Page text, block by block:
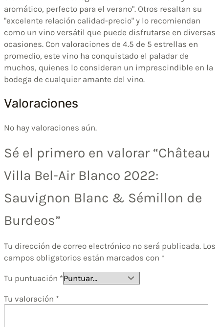
aromático, perfecto para el verano". Otros resaltan su
"excelente relación calidad-precio" y lo recomiendan
como un vino versátil que puede disfrutarse en diversas
ocasiones. Con valoraciones de 4.5 de 5 estrellas en
promedio, este vino ha conquistado el paladar de
muchos, quienes lo consideran un imprescindible en la
bodega de cualquier amante del vino.
Valoraciones
No hay valoraciones aún.
Sé el primero en valorar “Château
Villa Bel-Air Blanco 2022:
Sauvignon Blanc & Sémillon de
Burdeos”
Tu dirección de correo electrónico no será publicada. Los
campos obligatorios están marcados con *
Tu puntuación *
Tu valoración *